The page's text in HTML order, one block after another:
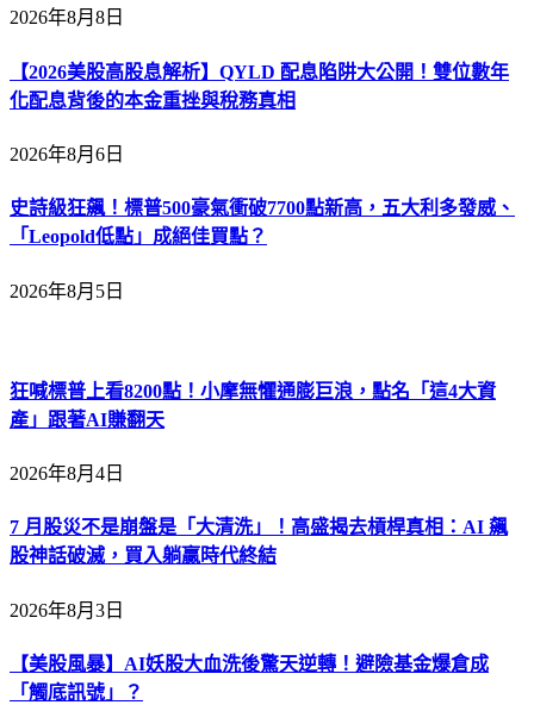
2026年8月8日
【2026美股高股息解析】QYLD 配息陷阱大公開！雙位數年
化配息背後的本金重挫與稅務真相
2026年8月6日
史詩級狂飆！標普500豪氣衝破7700點新高，五大利多發威、
「Leopold低點」成絕佳買點？
2026年8月5日
狂喊標普上看8200點！小摩無懼通膨巨浪，點名「這4大資
產」跟著AI賺翻天
2026年8月4日
7 月股災不是崩盤是「大清洗」！高盛揭去槓桿真相：AI 飆
股神話破滅，買入躺贏時代終結
2026年8月3日
【美股風暴】AI妖股大血洗後驚天逆轉！避險基金爆倉成
「觸底訊號」？